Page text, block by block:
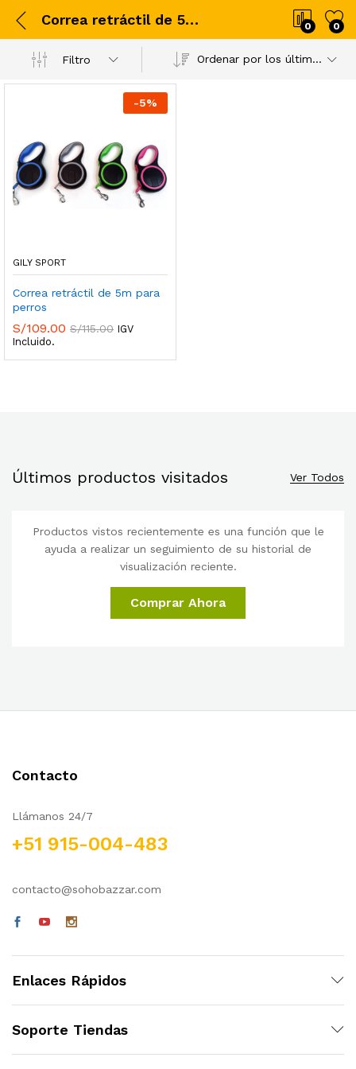
Correa retráctil de 5m para perros 0 0
Filtro Ordenar por los últimos
-5%
GILY SPORT
Correa retráctil de 5m para
perros
S/109.00 S/115.00 IGV
Incluido.
Últimos productos visitados Ver Todos
Productos vistos recientemente es una función que le
ayuda a realizar un seguimiento de su historial de
visualización reciente.
Comprar Ahora
Contacto
Llámanos 24/7
+51 915-004-483
contacto@sohobazzar.com
Enlaces Rápidos
Soporte Tiendas